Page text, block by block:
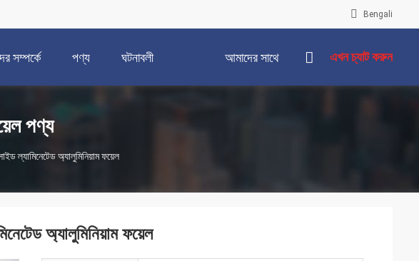
Bengali
সম্পর্কে পণ্য ঘটনাবলী আমাদের সাথে এখন চ্যাট করুন
পণ্য
ল্যামিনেটেড অ্যালুমিনিয়াম ফয়েল
অ্যালুমিনিয়াম ফয়েল